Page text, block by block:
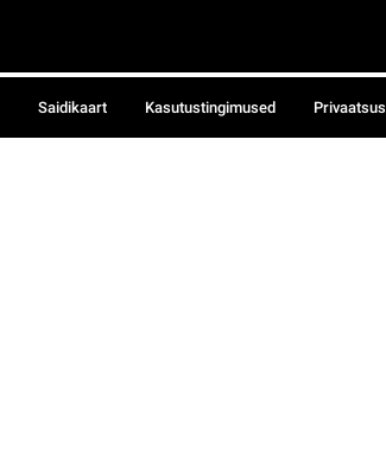
Saidikaart Kasutustingimused Privaatsus